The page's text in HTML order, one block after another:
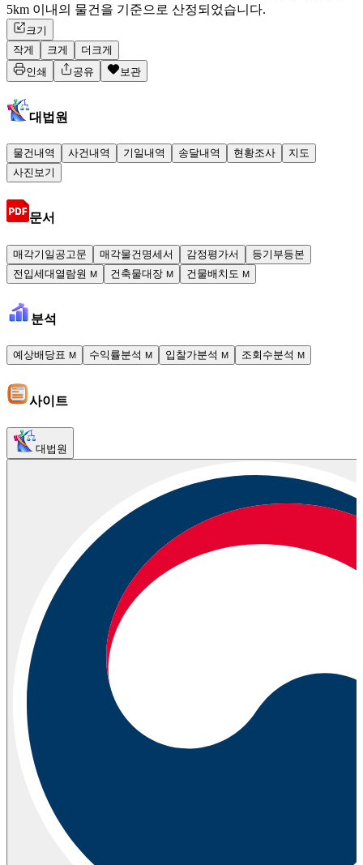
5km 이내의 물건을 기준으로 산정되었습니다.
크기
작게
크게
더크게
인쇄
공유 보관
대법원
물건내역 사건내역 기일내역 송달내역 현황조사
지도
사진보기
문서
매각기일공고문 매각물건명세서 감정평가서
등기부등본
전입세대열람원 M 건축물대장 M 건물배치도 M
분석
예상배당표 M 수익률분석 M 입찰가분석 M 조회수분석 M
사이트
대법원